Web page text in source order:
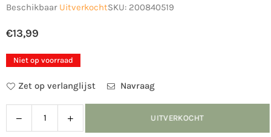
Beschikbaar UitverkochtSKU: 200840519
Normale
prijs
€13,99
Niet op voorraad
Zet op verlanglijst Navraag
Hoeveelheid
Verlaag
de
Verhoog
de
UITVERKOCHT